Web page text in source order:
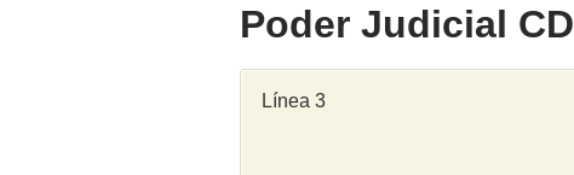
Poder Judicial
Línea 3